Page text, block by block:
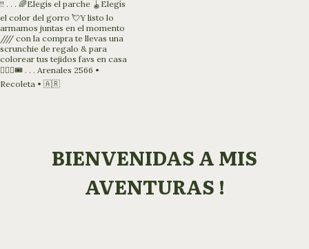
BIENVENIDAS A MIS
AVENTURAS !